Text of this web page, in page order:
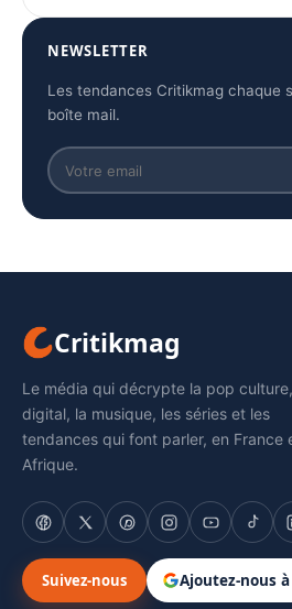
NEWSLETTER
Les tendances Critikmag chaque
boîte mail.
Critikmag
Le média qui décrypte la pop
digital, la musique, les séries et les
tendances qui font parler, en France
Afrique.
Suivez-nous Ajoutez-nous